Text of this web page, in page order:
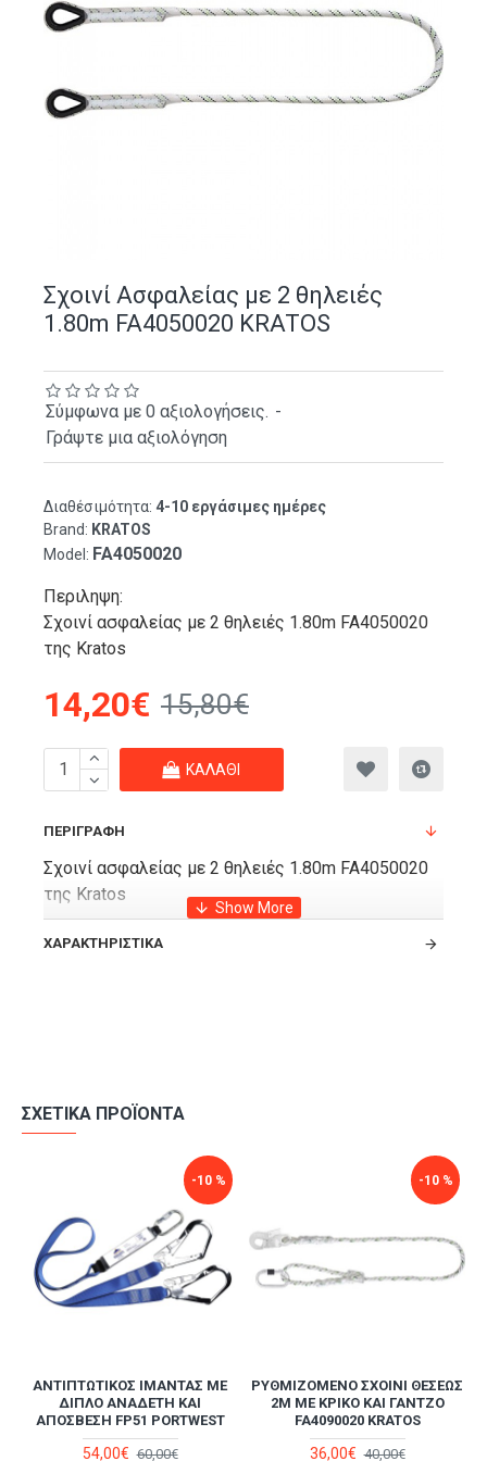
Σχοινί Ασφαλείας με 2 θηλειές
1.80m FA4050020 KRATOS
Διαθέσιμότητα: 4-10 εργάσιμες ημέρες
Brand: KRATOS
Model: FA4050020
Σύμφωνα με 0 αξιολογήσεις. -
Γράψτε μια αξιολόγηση
Περιληψη:
Σχοινί ασφαλείας με 2 θηλειές 1.80m FA4050020
της Kratos
14,20€ 15,80€
ΚΑΛΆΘΙ
ΠΕΡΙΓΡΑΦΉ
Σχοινί ασφαλείας με 2 θηλειές 1.80m FA4050020
της Kratos
ΧΑΡΑΚΤΗΡΙΣΤΙΚΆ
ΣΧΕΤΙΚΆ ΠΡΟΪΌΝΤΑ
-10 %
ΑΝΤΙΠΤΩΤΙΚΌΣ ΙΜΆΝΤΑΣ ΜΕ
ΔΙΠΛΌ ΑΝΑΔΈΤΗ ΚΑΙ
ΑΠΌΣΒΕΣΗ FP51 PORTWEST
54,00€ 60,00€
-10 %
ΡΥΘΜΙΖΌΜΕΝΟ ΣΧΟΙΝΊ ΘΈΣΕΩΣ
2M ΜΕ ΚΡΊΚΟ ΚΑΙ ΓΆΝΤΖΟ
FA4090020 KRATOS
36,00€ 40,00€